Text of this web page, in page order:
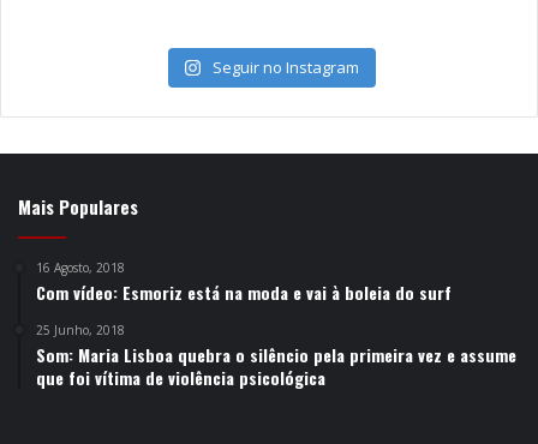
Seguir no Instagram
Mais Populares
16 Agosto, 2018
Com vídeo: Esmoriz está na moda e vai à boleia do surf
25 Junho, 2018
Som: Maria Lisboa quebra o silêncio pela primeira vez e assume
que foi vítima de violência psicológica